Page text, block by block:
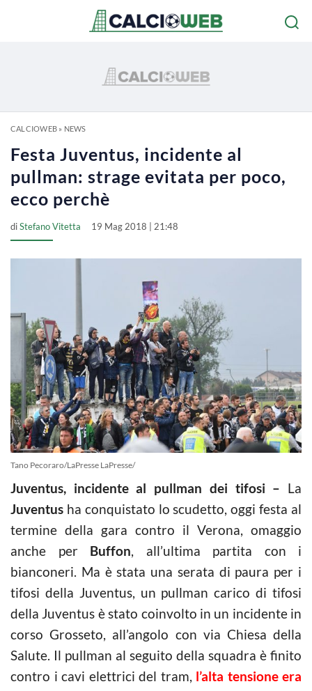
CALCIOWEB» NEWS
Festa Juventus, incidente al
pullman: strage evitata per poco,
ecco perchè
diStefano Vitetta 19 Mag 2018 | 21:48
Tano Pecoraro/LaPresse LaPresse/
Juventus, incidente al pullman dei tifosi – La
Juventus ha conquistato lo scudetto, oggi festa al
termine della gara contro il Verona, omaggio
anche per Buffon, all’ultima partita con i
bianconeri. Ma è stata una serata di paura per i
tifosi della Juventus, un pullman carico di tifosi
della Juventus è stato coinvolto in un incidente in
corso Grosseto, all’angolo con via Chiesa della
Salute. Il pullman al seguito della squadra è finito
contro i cavi elettrici del tram, l’alta tensione era